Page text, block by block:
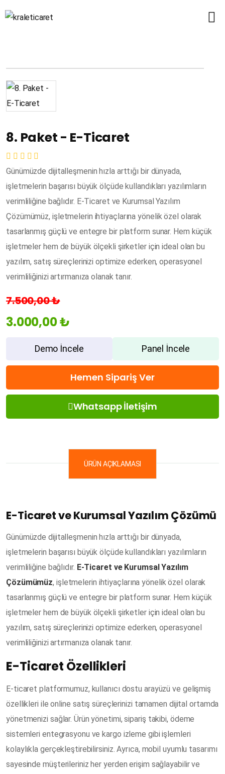
8. Paket - E-Ticaret
Günümüzde dijitalleşmenin hızla arttığı bir dünyada,
işletmelerin başarısı büyük ölçüde kullandıkları yazılımların
verimliliğine bağlıdır. E-Ticaret ve Kurumsal Yazılım
Çözümümüz, işletmelerin ihtiyaçlarına yönelik özel olarak
tasarlanmış güçlü ve entegre bir platform sunar. Hem küçük
işletmeler hem de büyük ölçekli şirketler için ideal olan bu
yazılım, satış süreçlerinizi optimize ederken, operasyonel
verimliliğinizi artırmanıza olanak tanır.
7.500,00 ₺
3.000,00 ₺
Demo İncele Panel İncele
Hemen Sipariş Ver
Whatsapp İletişim
ÜRÜN AÇIKLAMASI
E-Ticaret ve Kurumsal Yazılım Çözümü
Günümüzde dijitalleşmenin hızla arttığı bir dünyada,
işletmelerin başarısı büyük ölçüde kullandıkları yazılımların
verimliliğine bağlıdır. E-Ticaret ve Kurumsal Yazılım
Çözümümüz, işletmelerin ihtiyaçlarına yönelik özel olarak
tasarlanmış güçlü ve entegre bir platform sunar. Hem küçük
işletmeler hem de büyük ölçekli şirketler için ideal olan bu
yazılım, satış süreçlerinizi optimize ederken, operasyonel
verimliliğinizi artırmanıza olanak tanır.
E-Ticaret Özellikleri
E-ticaret platformumuz, kullanıcı dostu arayüzü ve gelişmiş
özellikleri ile online satış süreçlerinizi tamamen dijital ortamda
yönetmenizi sağlar. Ürün yönetimi, sipariş takibi, ödeme
sistemleri entegrasyonu ve kargo izleme gibi işlemleri
kolaylıkla gerçekleştirebilirsiniz. Ayrıca, mobil uyumlu tasarımı
sayesinde müşterileriniz her yerden erişim sağlayabilir ve